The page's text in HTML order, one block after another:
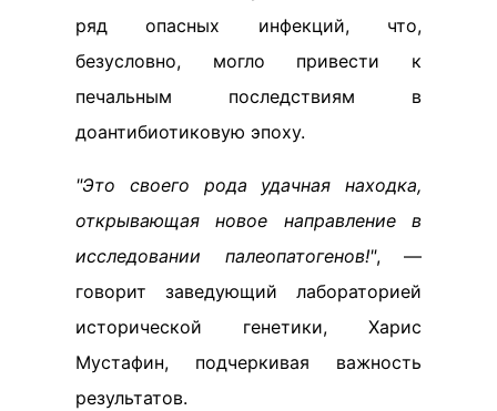
ряд опасных инфекций, что,
безусловно, могло привести к
печальным последствиям в
доантибиотиковую эпоху.
"Это своего рода удачная находка,
открывающая новое направление в
исследовании палеопатогенов!", —
говорит заведующий лабораторией
исторической генетики, Харис
Мустафин, подчеркивая важность
результатов.